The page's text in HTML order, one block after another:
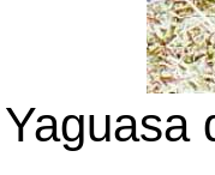
Yaguasa